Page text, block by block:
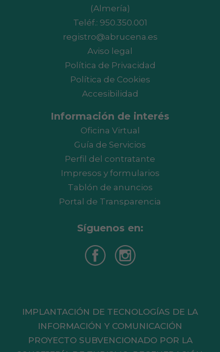
(Almería)
Teléf.: 950.350.001
registro@abrucena.es
Aviso legal
Política de Privacidad
Política de Cookies
Accesibilidad
Información de interés
Oficina Virtual
Guía de Servicios
Perfil del contratante
Impresos y formularios
Tablón de anuncios
Portal de Transparencia
Síguenos en:
IMPLANTACIÓN DE TECNOLOGÍAS DE LA
INFORMACIÓN Y COMUNICACIÓN
PROYECTO SUBVENCIONADO POR LA